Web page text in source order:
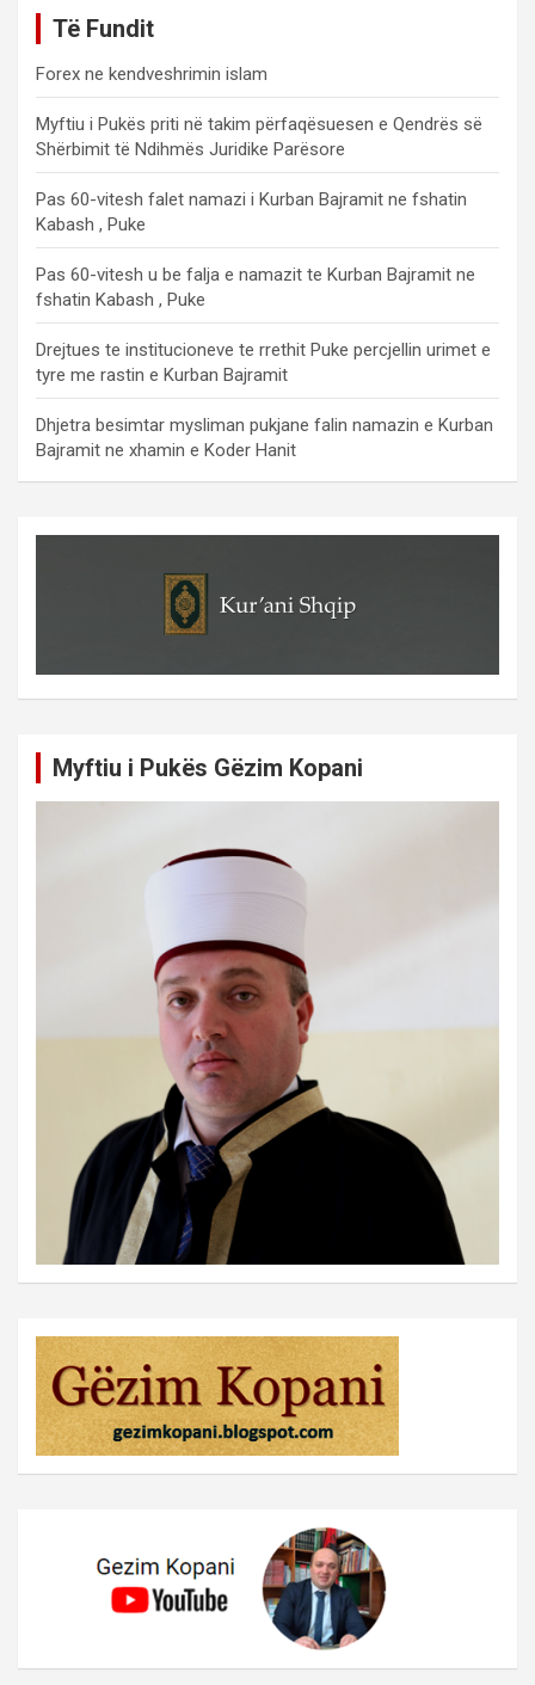
Të Fundit
Forex ne kendveshrimin islam
Myftiu i Pukës priti në takim përfaqësuesen e Qendrës së
Shërbimit të Ndihmës Juridike Parësore
Pas 60-vitesh falet namazi i Kurban Bajramit ne fshatin
Kabash , Puke
Pas 60-vitesh u be falja e namazit te Kurban Bajramit ne
fshatin Kabash , Puke
Drejtues te institucioneve te rrethit Puke percjellin urimet e
tyre me rastin e Kurban Bajramit
Dhjetra besimtar mysliman pukjane falin namazin e Kurban
Bajramit ne xhamin e Koder Hanit
Myftiu i Pukës Gëzim Kopani